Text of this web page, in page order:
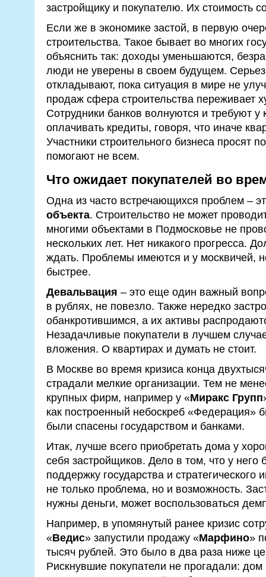
застройщику и покупателю. Их стоимость
Если же в экономике застой, в первую
строительства. Такое бывает во многих
объяснить так: доходы уменьшаются,
люди не уверены в своем будущем.
откладывают, пока ситуация в мире не
продаж сфера строительства переживает
Сотрудники банков волнуются и требуют у
оплачивать кредиты, говоря, что иначе
Участники строительного бизнеса просят
помогают не всем.
Что ожидает покупателей во
Одна из часто встречающихся проблем –
объекта. Строительство не может
многими объектами в Подмосковье не
нескольких лет. Нет никакого прогресса.
ждать. Проблемы имеются и у москвичей,
быстрее.
Девальвация – это еще один важный
в рублях, не повезло. Также нередко
обанкротившимся, а их активы
Незадачливые покупатели в лучшем
вложения. О квартирах и думать не стоит.
В Москве во время кризиса конца
страдали мелкие организации. Тем не
крупных фирм, например у «Миракс Групп
как построенный небоскреб «Федерация»
были спасены государством и банками.
Итак, лучше всего приобретать дома у
себя застройщиков. Дело в том, что у
поддержку государства и стратегического
не только проблема, но и возможность.
нужны деньги, может воспользоваться
Например, в упомянутый ранее кризис
«Ведис» запустили продажу «Марфино»
тысяч рублей. Это было в два раза ниже
Рискнувшие покупатели не прогадали: